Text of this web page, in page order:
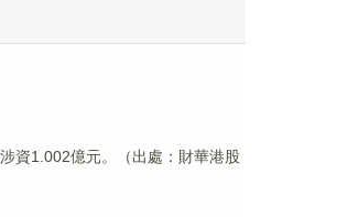
資1.002億元。（出處：財華港股